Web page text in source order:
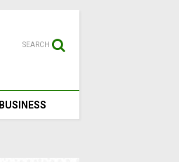
SEARCH
BUSINESS